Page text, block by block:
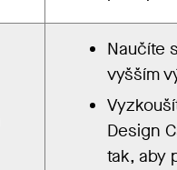
Naučíte
vyšším
Design
tak, aby